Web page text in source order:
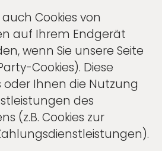
Cookies von
auf Ihrem Endgerät
wenn Sie unsere Seite
Cookies). Diese
Ihnen die Nutzung
des
(z.B. Cookies zur